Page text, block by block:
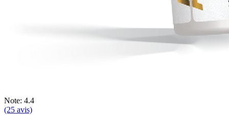
Note: 4.4
(25 avis)